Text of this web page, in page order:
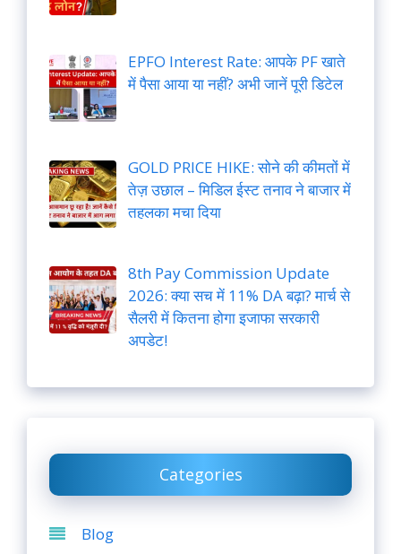
EPFO Interest Rate: आपके PF खाते
में पैसा आया या नहीं? अभी जानें पूरी डिटेल
GOLD PRICE HIKE: सोने की कीमतों में
तेज़ उछाल – मिडिल ईस्ट तनाव ने बाजार में
तहलका मचा दिया
8th Pay Commission Update
2026: क्या सच में 11% DA बढ़ा? मार्च से
सैलरी में कितना होगा इजाफा सरकारी
अपडेट!
Categories
Blog